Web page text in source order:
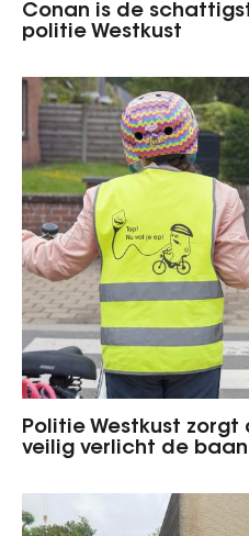
Conan is de
politie Westkust
Politie Westkust zorgt
veilig verlicht de